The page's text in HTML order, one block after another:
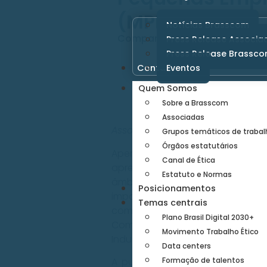
Notícias Brasscom
Press Release
Press Release
Eventos
Contato
Quem Somos
Sobre a Brasscom
Associadas
Grupos temáticos de
Órgãos estatutários
Canal de Ética
Estatuto e Normas
Posicionamentos
Temas centrais
Plano Brasil Digital 2030+
Movimento Trabalho Ético
Data centers
Formação de talentos
(MPEs)”
Compartilhe:
Associação atuou do
Apenas 37% das pequenas
âmbito do Diálogo Digital
importância da segurança
Comunicação (TIC) e de
A publicação está dividida